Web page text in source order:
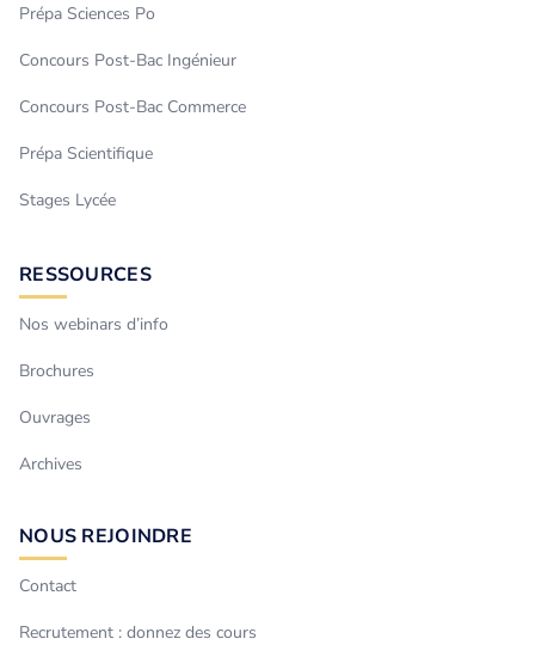
Prépa Sciences Po
Concours Post-Bac Ingénieur
Concours Post-Bac Commerce
Prépa Scientifique
Stages Lycée
RESSOURCES
Nos webinars d’info
Brochures
Ouvrages
Archives
NOUS REJOINDRE
Contact
Recrutement : donnez des cours